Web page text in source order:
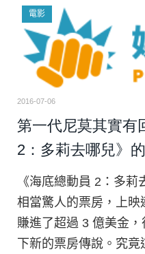
電影
2016-07-06
第一代尼莫其實有
2：多莉去哪兒》
《海底總動員 2：多
相當驚人的票房，上
賺進了超過 3 億美金
下新的票房傳說。究